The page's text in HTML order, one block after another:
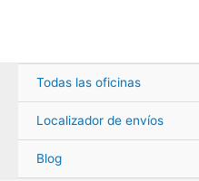
Todas las oficinas
Localizador de envíos
Blog